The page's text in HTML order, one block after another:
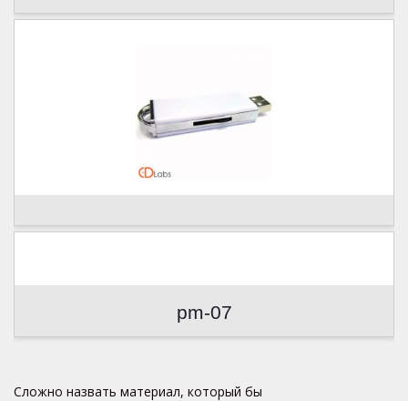
pm-07
Сложно назвать материал, который бы